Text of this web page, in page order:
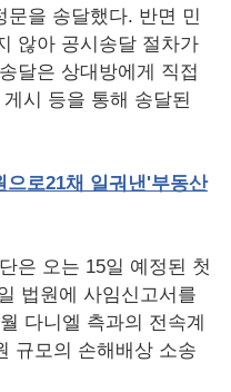
문을 송달했다. 반면 민
않아 공시송달 절차가
달은 상대방에게 직접
시 등을 통해 송달된
으로21채 일궈낸 '부동산
은 오는 15일 예정된 첫
법원에 사임신고서를
다니엘 측과의 전속계
규모의 손해배상 소송